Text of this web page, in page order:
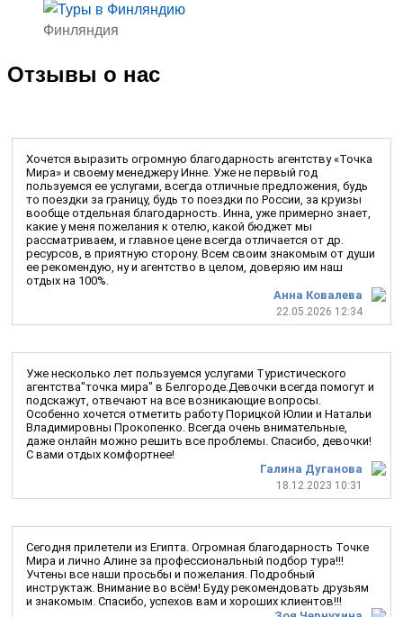
Финляндия
Отзывы о нас
Анна Ковалева
22.05.2026 12:34
Хочется выразить огромную благодарность агентству «Точка
Мира» и своему менеджеру Инне. Уже не первый год
пользуемся ее услугами, всегда отличные предложения, будь
то поездки за границу, будь то поездки по России, за круизы
вообще отдельная благодарность. Инна, уже примерно знает,
какие у меня пожелания к отелю, какой бюджет мы
рассматриваем, и главное цене всегда отличается от др.
ресурсов, в приятную сторону. Всем своим знакомым от души
ее рекомендую, ну и агентство в целом, доверяю им наш
отдых на 100%.
Галина Дуганова
18.12.2023 10:31
Уже несколько лет пользуемся услугами Туристического
агентства"точка мира" в Белгороде.Девочки всегда помогут и
подскажут, отвечают на все возникающие вопросы.
Особенно хочется отметить работу Порицкой Юлии и Натальи
Владимировны Прокопенко. Всегда очень внимательные,
даже онлайн можно решить все проблемы. Спасибо, девочки!
С вами отдых комфортнее!
Сегодня прилетели из Египта. Огромная благодарность Точке
Мира и лично Алине за профессиональный подбор тура!!!
Учтены все наши просьбы и пожелания. Подробный
инструктаж. Внимание во всём! Буду рекомендовать друзьям
и знакомым. Спасибо, успехов вам и хороших клиентов!!!